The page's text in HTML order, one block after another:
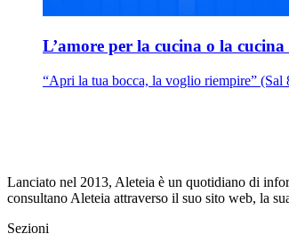
L’amore per la cucina o la cucina
“Apri la tua bocca, la voglio riempire” (Sal
Lanciato nel 2013, Aleteia è un quotidiano di
consultano Aleteia attraverso il suo sito web, la
Sezioni